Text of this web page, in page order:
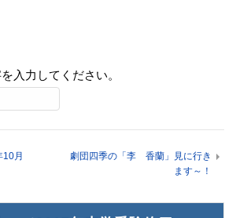
入力してください。
月
劇団四季の「李 香蘭」見に行き
ます～！